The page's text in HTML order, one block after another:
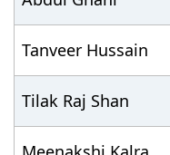
Tanveer Hussain
Tilak Raj Shan